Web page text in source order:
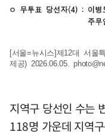
[서울=뉴시스]제12대 서울
제공) 2026.06.05.
지역구 당선인 수는
118명 가운데 지역